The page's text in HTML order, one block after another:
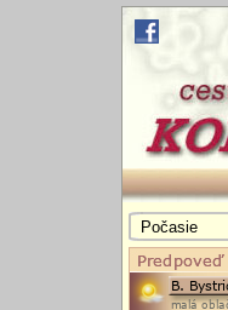
Počasie